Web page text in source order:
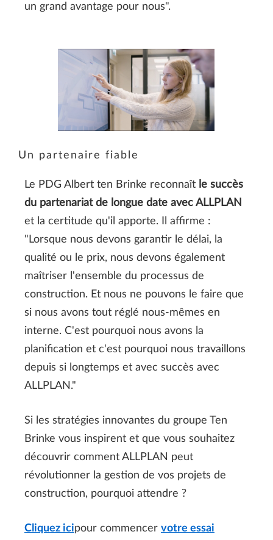
un grand avantage pour nous".
Un partenaire fiable
Le PDG Albert ten Brinke reconnaît le succès
du partenariat de longue date avec ALLPLAN
et la certitude qu'il apporte. Il affirme :
"Lorsque nous devons garantir le délai, la
qualité ou le prix, nous devons également
maîtriser l'ensemble du processus de
construction. Et nous ne pouvons le faire que
si nous avons tout réglé nous-mêmes en
interne. C'est pourquoi nous avons la
planification et c'est pourquoi nous travaillons
depuis si longtemps et avec succès avec
ALLPLAN."
Si les stratégies innovantes du groupe Ten
Brinke vous inspirent et que vous souhaitez
découvrir comment ALLPLAN peut
révolutionner la gestion de vos projets de
construction, pourquoi attendre ?
Cliquez icipour commencer votre essai